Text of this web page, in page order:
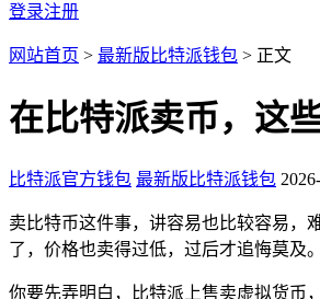
登录注册
网站首页 > 最新版比特派钱包 > 正文
在比特派卖币，这
比特派官方钱包 最新版比特派钱包
卖比特币这件事，讲容易也比较容易，
了，价格也卖得过低，过后才追悔莫及
你要先弄明白，比特派上售卖虚拟货币